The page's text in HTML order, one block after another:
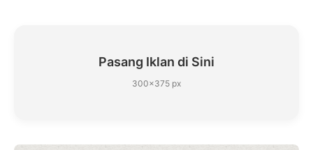
Pasang Iklan di Sini
300×375 px